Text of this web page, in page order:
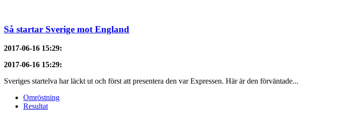
Så startar Sverige mot England
2017-06-16 15:29:
2017-06-16 15:29:
Sveriges startelva har läckt ut och först att presentera den var Expressen. Här är den förväntade...
Omröstning
Resultat